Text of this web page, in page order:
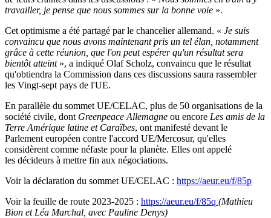
travailler, je pense que nous sommes sur la bonne voie ».
Cet optimisme a été partagé par le chancelier allemand. « Je suis
convaincu que nous avons maintenant pris un tel élan, notamment
grâce à cette réunion, que l'on peut espérer qu'un résultat sera
bientôt atteint», a indiqué Olaf Scholz, convaincu que le résultat
qu'obtiendra la Commission dans ces discussions saura rassembler
les Vingt-sept pays de l'UE.
En parallèle du sommet UE/CELAC, plus de 50 organisations de la
société civile, dont Greenpeace Allemagne ou encore Les amis de la
Terre Amérique latine et Caraïbes, ont manifesté devant le
Parlement européen contre l'accord UE/Mercosur, qu'elles
considèrent comme néfaste pour la planète. Elles ont appelé
les décideurs à mettre fin aux négociations.
Voir la déclaration du sommet UE/CELAC : https://aeur.eu/f/85p
Voir la feuille de route 2023-2025 : https://aeur.eu/f/85q (Mathieu
Bion et Léa Marchal, avec Pauline Denys)